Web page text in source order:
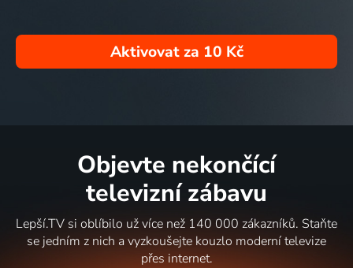
Aktivovat za 10 Kč
Objevte nekončící
televizní zábavu
Lepší.TV si oblíbilo už více než 140 000 zákazníků. Staňte
se jedním z nich a vyzkoušejte kouzlo moderní televize
přes internet.